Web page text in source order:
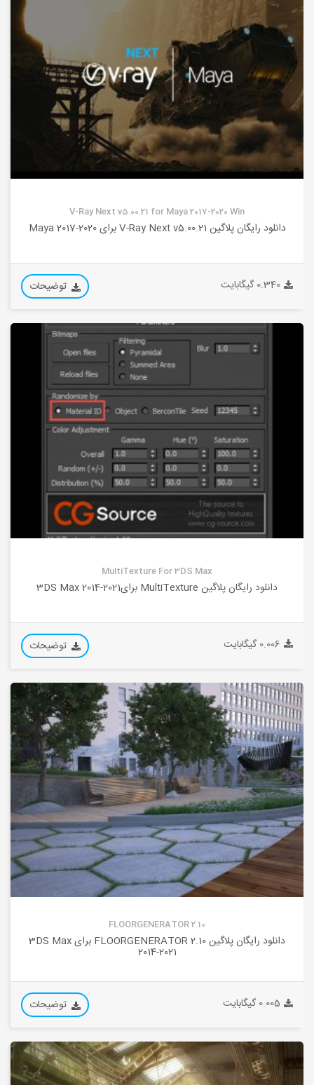
V-Ray Next v5.00.21 for Maya 2017-2020 Win
دانلود رایگان پلاگین V-Ray Next v5.00.21 برای Maya 2017-2020
0.340 گیگابایت توضیحات
MultiTexture For 3DS Max
دانلود رایگان پلاگین MultiTexture برای3DS Max 2014-2021
0.006 گیگابایت توضیحات
FLOORGENERATOR 2.10
دانلود رایگان پلاگین FLOORGENERATOR 2.10 برای 3DS Max
2014-2021
0.005 گیگابایت توضیحات